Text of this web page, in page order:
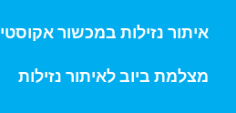
איתור נזילות במכשור אקוסטי
מצלמת ביוב לאיתור נזילות